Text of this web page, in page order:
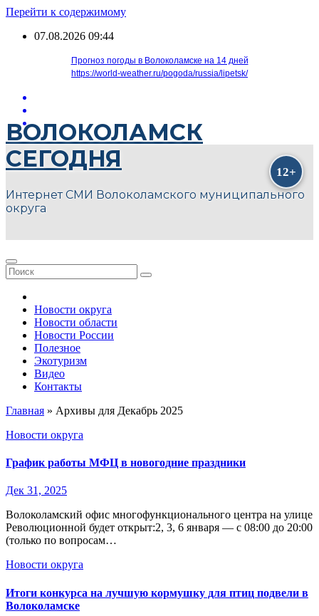
Перейти к содержимому
07.08.2026 09:44
Прогноз погоды в Волоколамске на 14 дней
https://world-weather.ru/pogoda/russia/lipetsk/
ВОЛОКОЛАМСК
СЕГОДНЯ
Интернет СМИ Волоколамского муниципального
округа
Новости округа
Новости области
Новости России
Полезное
Экотуризм
Видео
Контакты
Главная » Архивы для Декабрь 2025
Новости округа
График работы МФЦ в новогодние праздники
Дек 31, 2025
Волоколамский офис многофункционального центра на улице
Революционной будет открыт:2, 3, 6 января — с 08:00 до 20:00
(только по вопросам…
Новости округа
Итоги конкурса на лучшую кормушку для птиц подвели в
Волоколамске